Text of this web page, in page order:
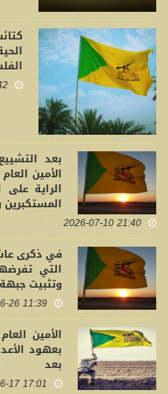
20
بعد
الأمين
الراية
المستكبرين
21:40 2026-07-10
في ذكرى
التي
وتثبيت
11:39 2026-06-26
الأمين
بعهود
بعد
17:01 2026-06-17